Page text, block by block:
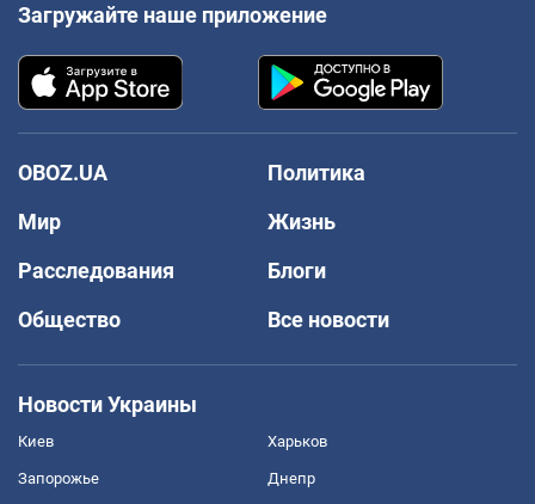
Загружайте наше приложение
OBOZ.UA
Политика
Мир
Жизнь
Расследования
Блоги
Общество
Все новости
Новости Украины
Киев Харьков
Запорожье Днепр